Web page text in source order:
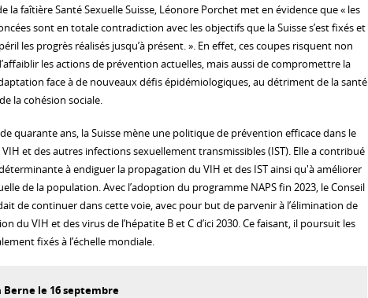
la faîtière Santé Sexuelle Suisse, Léonore Porchet met en évidence que « les
sont en totale contradiction avec les objectifs que la Suisse s’est fixés et
les progrès réalisés jusqu’à présent. ». En effet, ces coupes risquent non
les actions de prévention actuelles, mais aussi de compromettre la
face à de nouveaux défis épidémiologiques, au détriment de la santé
la cohésion sociale.
quarante ans, la Suisse mène une politique de prévention efficace dans le
et des autres infections sexuellement transmissibles (IST). Elle a contribué
à endiguer la propagation du VIH et des IST ainsi qu'à améliorer
de la population. Avec l’adoption du programme NAPS fin 2023, le Conseil
de continuer dans cette voie, avec pour but de parvenir à l’élimination de
du VIH et des virus de l’hépatite B et C d’ici 2030. Ce faisant, il poursuit les
fixés à l’échelle mondiale.
Berne le 16 septembre